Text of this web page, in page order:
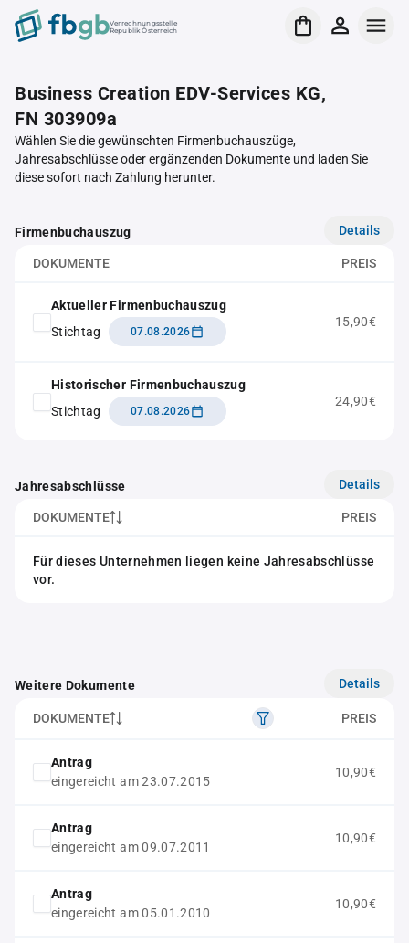
Verrechnungsstelle
Republik Österreich
Business Creation EDV-Services KG,
FN 303909a
Wählen Sie die gewünschten Firmenbuchauszüge,
Jahresabschlüsse oder ergänzenden Dokumente und laden Sie
diese sofort nach Zahlung herunter.
Firmenbuchauszug Details
DOKUMENTE PREIS
Aktueller Firmenbuchauszug
Stichtag
07.08.2026
15,90€
Historischer Firmenbuchauszug
Stichtag
07.08.2026
24,90€
Jahresabschlüsse Details
DOKUMENTE PREIS
Für dieses Unternehmen liegen keine Jahresabschlüsse
vor.
Weitere Dokumente Details
DOKUMENTE PREIS
Antrag
eingereicht am 23.07.2015
10,90€
Antrag
eingereicht am 09.07.2011
10,90€
Antrag
eingereicht am 05.01.2010
10,90€